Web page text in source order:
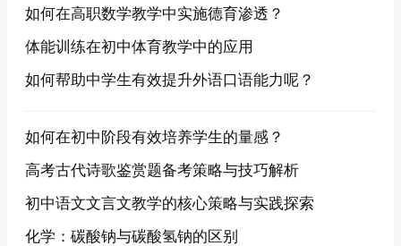
如何在高职数学教学中实施德育渗透？
体能训练在初中体育教学中的应用
如何帮助中学生有效提升外语口语能力呢？
如何在初中阶段有效培养学生的量感？
高考古代诗歌鉴赏题备考策略与技巧解析
初中语文文言文教学的核心策略与实践探索
化学：碳酸钠与碳酸氢钠的区别